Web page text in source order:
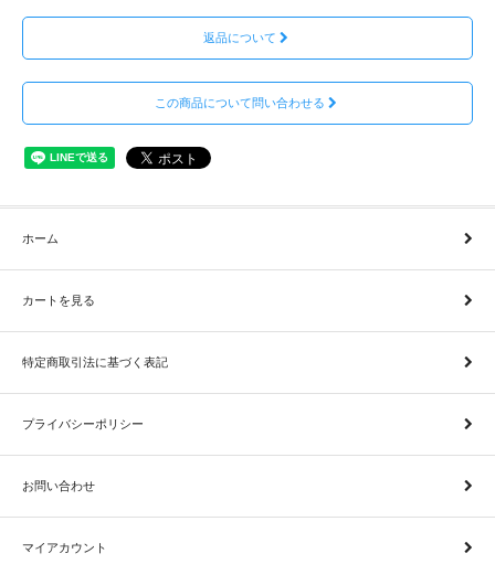
返品について
この商品について問い合わせる
ホーム
カートを見る
特定商取引法に基づく表記
プライバシーポリシー
お問い合わせ
マイアカウント